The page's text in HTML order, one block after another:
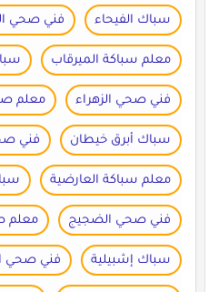
سباك الفيحاء فني صحي
معلم سباكة الميرقاب
فني صحي الزهراء معلم
سباك أبرق خيطان فني
معلم سباكة العارضية
فني صحي الضجيج معلم
سباك إشبيلية فني صحي